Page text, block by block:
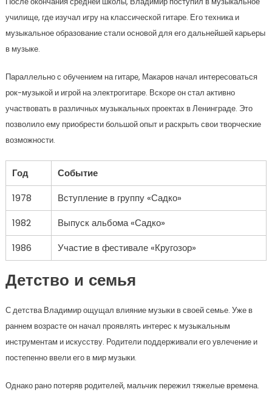
училище, где изучал игру на классической гитаре. Его техника и
музыкальное образование стали основой для его дальнейшей карьеры
в музыке.
Параллельно с обучением на гитаре, Макаров начал интересоваться
рок-музыкой и игрой на электрогитаре. Вскоре он стал активно
участвовать в различных музыкальных проектах в Ленинграде. Это
позволило ему приобрести большой опыт и раскрыть свои творческие
возможности.
Год
Событие
1978
Вступление в группу «Садко»
1982
Выпуск альбома «Садко»
1986
Участие в фестивале «Кругозор»
Детство и семья
С детства Владимир ощущал влияние музыки в своей семье. Уже в
раннем возрасте он начал проявлять интерес к музыкальным
инструментам и искусству. Родители поддерживали его увлечение и
постепенно ввели его в мир музыки.
Однако рано потеряв родителей, мальчик пережил тяжелые времена.